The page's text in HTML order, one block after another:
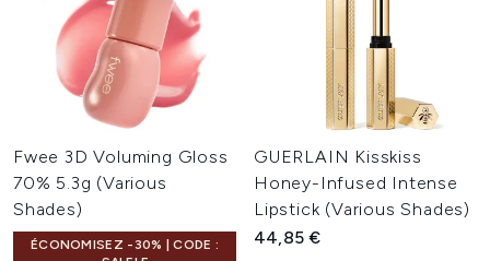
Fwee 3D Voluming Gloss
70% 5.3g (Various
Shades)
ÉCONOMISEZ -30% | CODE :
GUERLAIN Kisskiss
Honey-Infused Intense
Lipstick (Various Shades)
44,85 €